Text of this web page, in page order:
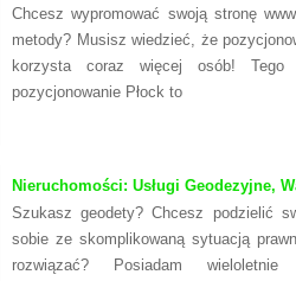
Chcesz wypromować swoją stronę
metody? Musisz wiedzieć, że
korzysta coraz więcej osób! Tego
pozycjonowanie Płock to
Nieruchomości: Usługi Geodezyjne,
Szukasz geodety? Chcesz podzielić
sobie ze skomplikowaną sytuacją
rozwiązać? Posiadam wieloletnie